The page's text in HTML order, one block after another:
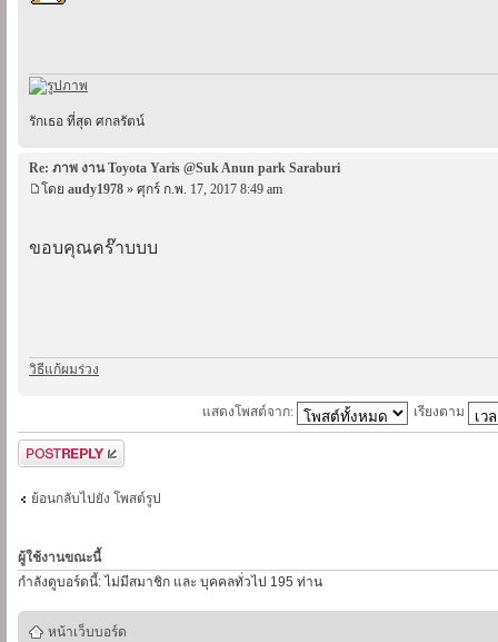
รักเธอ ที่สุด ศกลรัตน์
Re: ภาพ งาน Toyota Yaris @Suk Anun park Saraburi
โดย audy1978 » ศุกร์ ก.พ. 17, 2017 8:49 am
ขอบคุณคร๊าบบบ
วิธีแก้ผมร่วง
แสดงโพสต์จาก: เรียงตาม
ตอบกระทู้
ย้อนกลับไปยัง โพสต์รูป
ผู้ใช้งานขณะนี้
กำลังดูบอร์ดนี้: ไม่มีสมาชิก และ บุคคลทั่วไป 195 ท่าน
หน้าเว็บบอร์ด